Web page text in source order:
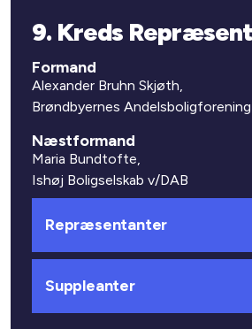
9. Kreds
Formand
Alexander Bruhn Skjøth,
Brøndbyernes Andelsboligforening
Næstformand
Maria Bundtofte,
Ishøj Boligselskab v/DAB
Repræsentanter
Suppleanter